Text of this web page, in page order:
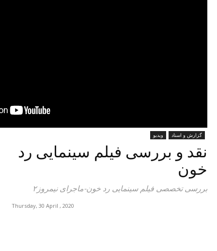
گزارش و اسناد ویدیو
نقد و بررسی فیلم سینمایی رد
خون
بررسی تخصصی فیلم سینمایی رد خون-ماجرای نیمروز۲
Thursday, 30 April , 2020